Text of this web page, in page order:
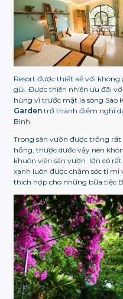
Resort được thiết kế với
gũi. Được thiên nhiên ưu đãi
hùng vĩ trước mặt là sông Sào
Gardentrở thành điểm nghỉ
Bình.
Trong sân vườn được trồng
hồng, thược dước vậy nên
khuôn viên sân vườn lớn có
xanh luôn được chăm sóc tỉ mỉ
thích hợp cho những bữa tiệc